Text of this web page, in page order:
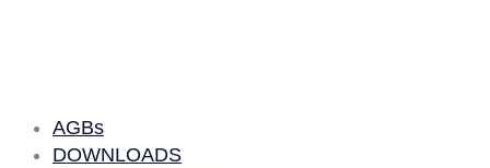
AGBs
DOWNLOADS